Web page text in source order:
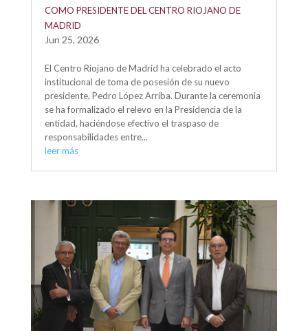
COMO PRESIDENTE DEL CENTRO RIOJANO DE
MADRID
Jun 25, 2026
El Centro Riojano de Madrid ha celebrado el acto
institucional de toma de posesión de su nuevo
presidente, Pedro López Arriba. Durante la ceremonia
se ha formalizado el relevo en la Presidencia de la
entidad, haciéndose efectivo el traspaso de
responsabilidades entre...
leer más